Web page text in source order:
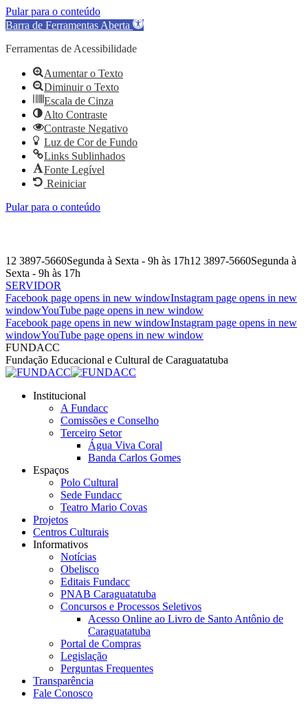
Pular para o conteúdo
Barra de Ferramentas Aberta
Ferramentas de Acessibilidade
Aumentar o Texto
Diminuir o Texto
Escala de Cinza
Alto Contraste
Contraste Negativo
Luz de Cor de Fundo
Links Sublinhados
Fonte Legível
Reiniciar
Pular para o conteúdo
12 3897-5660Segunda à Sexta - 9h às 17h12 3897-5660Segunda à
Sexta - 9h às 17h
SERVIDOR
Facebook page opens in new windowInstagram page opens in new
windowYouTube page opens in new window
Facebook page opens in new windowInstagram page opens in new
windowYouTube page opens in new window
FUNDACC
Fundação Educacional e Cultural de Caraguatatuba
Institucional
A Fundacc
Comissões e Conselho
Terceiro Setor
Água Viva Coral
Banda Carlos Gomes
Espaços
Polo Cultural
Sede Fundacc
Teatro Mario Covas
Projetos
Centros Culturais
Informativos
Notícias
Obelisco
Editais Fundacc
PNAB Caraguatatuba
Concursos e Processos Seletivos
Acesso Online ao Livro de Santo Antônio de
Caraguatatuba
Portal de Compras
Legislação
Perguntas Frequentes
Transparência
Fale Conosco